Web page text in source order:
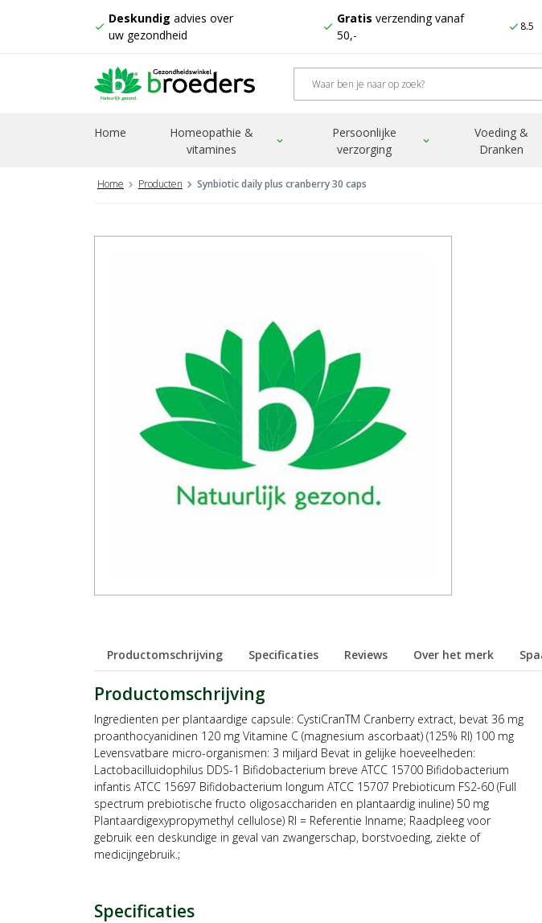
check
Deskundig advies over
uw gezondheid
check
Gratis verzending vanaf
50,-
check 8.5
Home
Homeopathie &
vitamines
expand_more
Persoonlijke
verzorging
expand_more
Voeding &
Dranken
Home Producten Synbiotic daily plus cranberry 30 caps
Productomschrijving Specificaties Reviews Over het merk
Productomschrijving
Ingredienten per plantaardige capsule: CystiCranTM Cranberry extract, bevat 36 mg
proanthocyanidinen 120 mg Vitamine C (magnesium ascorbaat) (125% RI) 100 mg
Levensvatbare micro-organismen: 3 miljard Bevat in gelijke hoeveelheden:
Lactobacilluidophilus DDS-1 Bifidobacterium breve ATCC 15700 Bifidobacterium
infantis ATCC 15697 Bifidobacterium longum ATCC 15707 Prebioticum FS2-60 (Full
spectrum prebiotische fructo oligosacchariden en plantaardig inuline) 50 mg
Plantaardigexypropymethyl cellulose) RI = Referentie Inname; Raadpleeg voor
gebruik een deskundige in geval van zwangerschap, borstvoeding, ziekte of
medicijngebruik.;
Specificaties